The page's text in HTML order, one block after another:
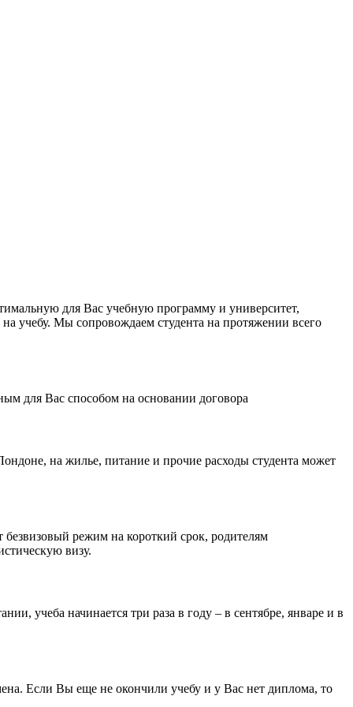
для Вас учебную программу и университет,
учебу. Мы сопровождаем студента на протяжении всего
для Вас способом на основании договора
на жилье, питание и прочие расходы студента может
режим на короткий срок, родителям
визу.
учеба начинается три раза в году – в сентябре, январе и в
Если Вы еще не окончили учебу и у Вас нет диплома, то